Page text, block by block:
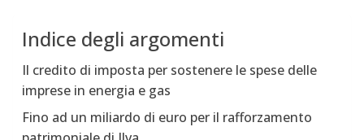
Indice degli argomenti
Il credito di imposta per sostenere le spese delle
imprese in energia e gas
Fino ad un miliardo di euro per il rafforzamento